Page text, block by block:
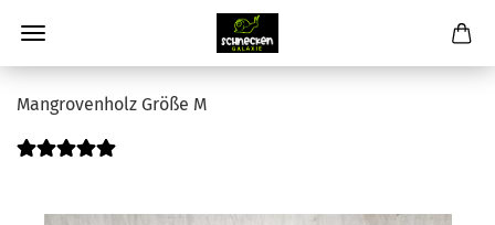
Mangrovenholz Größe M